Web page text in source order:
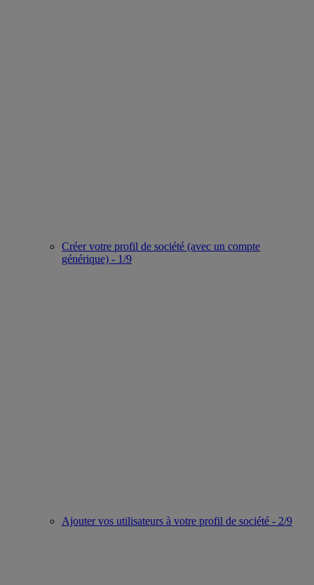
Créer votre profil de société (avec un compte
générique) - 1/9
Ajouter vos utilisateurs à votre profil de société - 2/9